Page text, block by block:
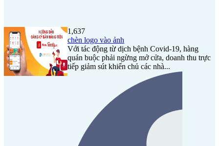
1,637
chèn logo vào ảnh
Với tác động từ dịch bệnh Covid-19, hàng
quán buộc phải ngừng mở cửa, doanh thu trực
tiếp giảm sút khiến chủ các nhà...